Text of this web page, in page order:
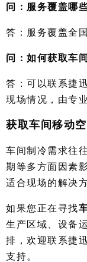
问： 服务覆盖哪
答：服务覆盖全
问： 如何获取车
答：可以联系捷
现场情况，由专
获取车间移动
车间制冷需求往
期等多方面因素
适合现场的解决方
如果您正在寻找
生产区域、设备
排，欢迎联系捷
支持。